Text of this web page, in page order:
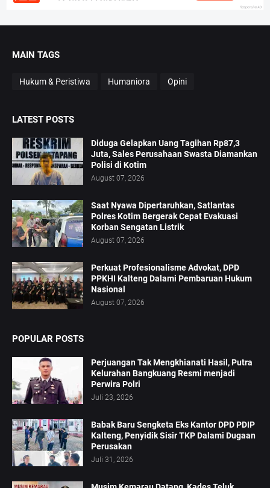
MAIN TAGS
Hukum & Peristiwa Humaniora Opini
LATEST POSTS
Diduga Gelapkan Uang Tagihan Rp87,3
Juta, Sales Perusahaan Swasta Diamankan
Polisi di Kotim
August 07, 2026
Saat Nyawa Dipertaruhkan, Satlantas
Polres Kotim Bergerak Cepat Evakuasi
Korban Sengatan Listrik
August 07, 2026
Perkuat Profesionalisme Advokat, DPD
PPKHI Kalteng Dalami Pembaruan Hukum
Nasional
August 07, 2026
POPULAR POSTS
Perjuangan Tak Mengkhianati Hasil, Putra
Kelurahan Bangkuang Resmi menjadi
Perwira Polri
Juli 23, 2026
Babak Baru Sengketa Eks Kantor DPD PDIP
Kalteng, Penyidik Sisir TKP Dalami Dugaan
Perusakan
Juli 31, 2026